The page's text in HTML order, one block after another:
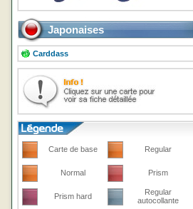
Japonaises
Carddass
Carte de base Regular
Normal Prism
Prism hard
Regular
autocollante